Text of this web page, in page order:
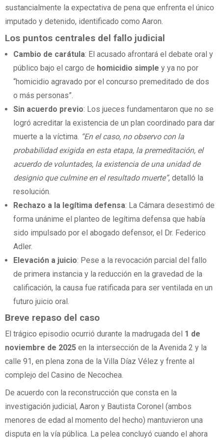
sustancialmente la expectativa de pena que enfrenta el único
imputado y detenido, identificado como Aaron.
Los puntos centrales del fallo judicial
Cambio de carátula: El acusado afrontará el debate oral y
público bajo el cargo de homicidio simple y ya no por
“homicidio agravado por el concurso premeditado de dos
o más personas”.
Sin acuerdo previo: Los jueces fundamentaron que no se
logró acreditar la existencia de un plan coordinado para dar
muerte a la víctima. “En el caso, no observo con la
probabilidad exigida en esta etapa, la premeditación, el
acuerdo de voluntades, la existencia de una unidad de
designio que culmine en el resultado muerte”, detalló la
resolución.
Rechazo a la legítima defensa: La Cámara desestimó de
forma unánime el planteo de legítima defensa que había
sido impulsado por el abogado defensor, el Dr. Federico
Adler.
Elevación a juicio: Pese a la revocación parcial del fallo
de primera instancia y la reducción en la gravedad de la
calificación, la causa fue ratificada para ser ventilada en un
futuro juicio oral.
Breve repaso del caso
El trágico episodio ocurrió durante la madrugada del 1 de
noviembre de 2025 en la intersección de la Avenida 2 y la
calle 91, en plena zona de la Villa Díaz Vélez y frente al
complejo del Casino de Necochea.
De acuerdo con la reconstrucción que consta en la
investigación judicial, Aaron y Bautista Coronel (ambos
menores de edad al momento del hecho) mantuvieron una
disputa en la vía pública. La pelea concluyó cuando el ahora